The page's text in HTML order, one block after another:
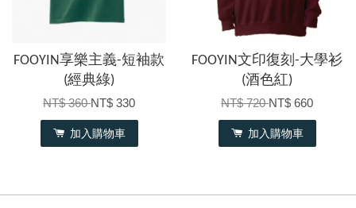
FOOYIN享樂主義-短袖款
(經典綠)
NT$ 360NT$ 330
加入購物車
FOOYIN文印復刻-大學衫
(酒色紅)
NT$ 720NT$ 660
加入購物車